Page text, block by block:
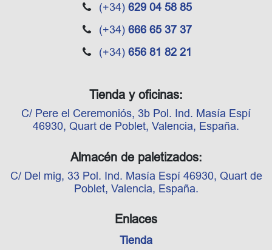
Enlaces
Tienda
Tienda y oficinas:
C/ Pere el Ceremoniós, 3b Pol. Ind. Masía Espí
46930, Quart de Poblet, Valencia, España.
Almacén de paletizados:
C/ Del mig, 33 Pol. Ind. Masía Espí 46930, Quart de
Poblet, Valencia, España.
(+34) 629 04 58 85
(+34) 666 65 37 37
(+34) 656 81 82 21